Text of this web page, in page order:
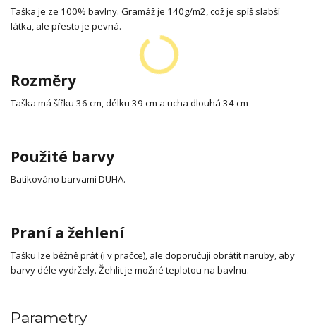
Taška je ze 100% bavlny. Gramáž je 140g/m2, což je spíš slabší
látka, ale přesto je pevná.
Rozměry
Taška má šířku 36 cm, délku 39 cm a ucha dlouhá 34 cm
Použité barvy
Batikováno barvami DUHA.
Praní a žehlení
Tašku lze běžně prát (i v pračce), ale doporučuji obrátit naruby, aby
barvy déle vydržely. Žehlit je možné teplotou na bavlnu.
Parametry